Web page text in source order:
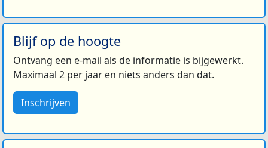
Blijf op de hoogte
Ontvang een e-mail als de informatie is bijgewerkt.
Maximaal 2 per jaar en niets anders dan dat.
Inschrijven